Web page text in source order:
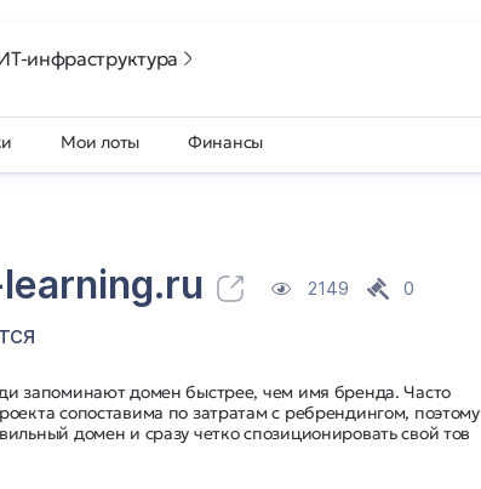
инфраструктура
Мои лоты Финансы
2149 0
запоминают домен быстрее, чем имя бренда. Часто
сопоставима по затратам с ребрендингом, поэтому
домен и сразу четко спозиционировать свой тов